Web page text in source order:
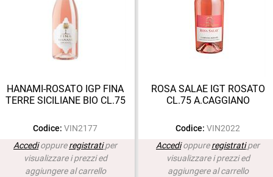
HANAMI-ROSATO IGP FINA
TERRE SICILIANE BIO CL.75
Codice: VIN2177
Accedioppureregistrati per
visualizzare i prezzi ed
aggiungere al carrello
ROSA SALAE IGT ROSATO
CL.75 A.CAGGIANO
Codice: VIN2022
Accedioppureregistrati per
visualizzare i prezzi ed
aggiungere al carrello